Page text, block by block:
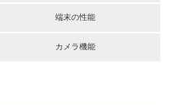
端末の性能
カメラ機能